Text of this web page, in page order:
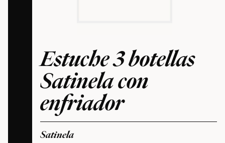
Estuche 3 botellas
Satinela con
enfriador
Satinela